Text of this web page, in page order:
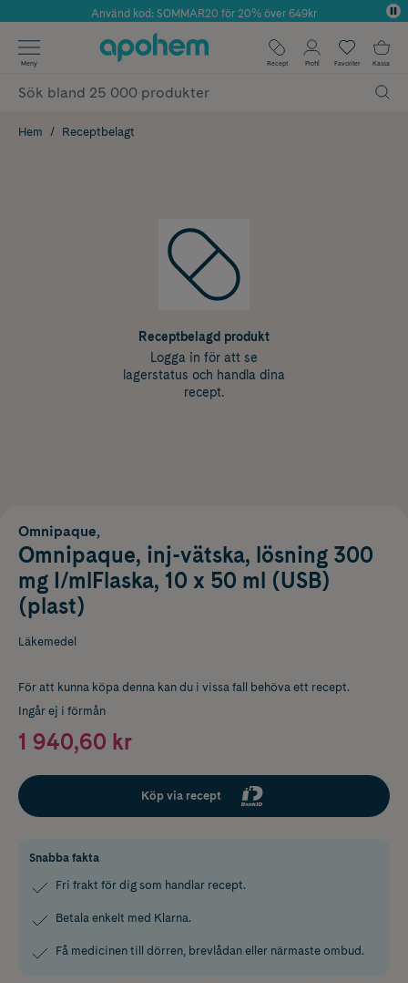
Årets Butik 2025 inom Skönhet
Använd kod: SOMMAR20 för 20% över 649kr
✓ Fri frakt
✓ Poäng på alla köp*
Meny Recept Profil Favoriter Kassa
Hem Receptbelagt
Receptbelagd produkt
Logga in för att se
lagerstatus och handla dina
recept.
Omnipaque,
Omnipaque, inj-vätska, lösning 300
mg I/mlFlaska, 10 x 50 ml (USB)
(plast)
Läkemedel
För att kunna köpa denna kan du i vissa fall behöva ett recept.
Ingår ej i förmån
1 940,60 kr
Köp via recept
Snabba fakta
Fri frakt för dig som handlar recept.
Betala enkelt med Klarna.
Få medicinen till dörren, brevlådan eller närmaste ombud.